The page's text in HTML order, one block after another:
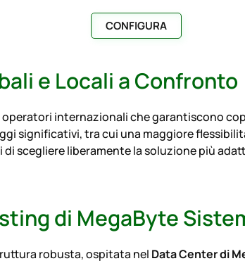
CONFIGURA
e Locali a Confronto
internazionali che garantiscono
significativi, tra cui una maggiore
scegliere liberamente la soluzione più
di MegaByte
robusta, ospitata nel Data Center di